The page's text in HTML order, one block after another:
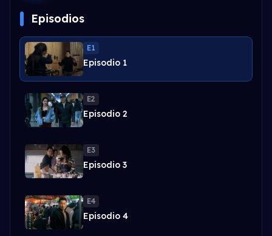
Episodios
E1
Episodio 1
E2
Episodio 2
E3
Episodio 3
E4
Episodio 4